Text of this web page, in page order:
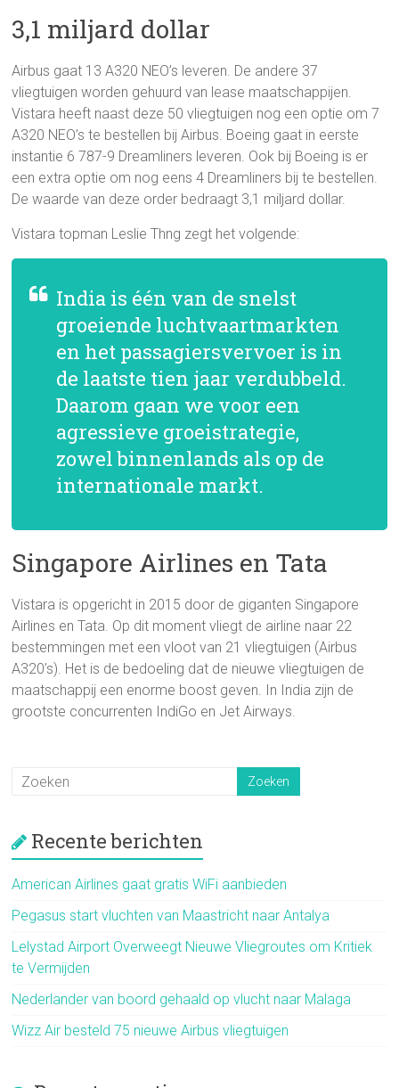
3,1 miljard dollar
Airbus gaat 13 A320 NEO’s leveren. De andere 37
vliegtuigen worden gehuurd van lease maatschappijen.
Vistara heeft naast deze 50 vliegtuigen nog een optie om 7
A320 NEO’s te bestellen bij Airbus. Boeing gaat in eerste
instantie 6 787-9 Dreamliners leveren. Ook bij Boeing is er
een extra optie om nog eens 4 Dreamliners bij te bestellen.
De waarde van deze order bedraagt 3,1 miljard dollar.
Vistara topman Leslie Thng zegt het volgende:
India is één van de snelst
groeiende luchtvaartmarkten
en het passagiersvervoer is in
de laatste tien jaar verdubbeld.
Daarom gaan we voor een
agressieve groeistrategie,
zowel binnenlands als op de
internationale markt.
Singapore Airlines en Tata
Vistara is opgericht in 2015 door de giganten Singapore
Airlines en Tata. Op dit moment vliegt de airline naar 22
bestemmingen met een vloot van 21 vliegtuigen (Airbus
A320’s). Het is de bedoeling dat de nieuwe vliegtuigen de
maatschappij een enorme boost geven. In India zijn de
grootste concurrenten IndiGo en Jet Airways.
Recente berichten
American Airlines gaat gratis WiFi aanbieden
Pegasus start vluchten van Maastricht naar Antalya
Lelystad Airport Overweegt Nieuwe Vliegroutes om Kritiek
te Vermijden
Nederlander van boord gehaald op vlucht naar Malaga
Wizz Air besteld 75 nieuwe Airbus vliegtuigen